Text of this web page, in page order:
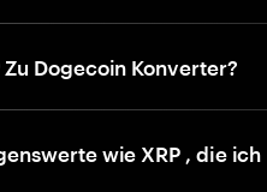
Dogecoin Konverter?
wie XRP , die ich